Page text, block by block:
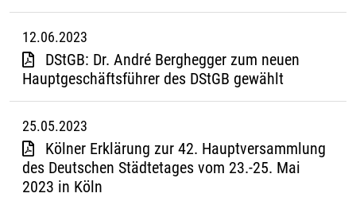
12.06.2023
DStGB: Dr. André Berghegger zum neuen
Hauptgeschäftsführer des DStGB gewählt
25.05.2023
Kölner Erklärung zur 42. Hauptversammlung
des Deutschen Städtetages vom 23.-25. Mai
2023 in Köln